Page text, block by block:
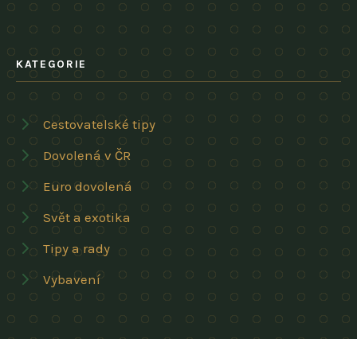
KATEGORIE
Cestovatelské tipy
Dovolená v ČR
Euro dovolená
Svět a exotika
Tipy a rady
Vybavení